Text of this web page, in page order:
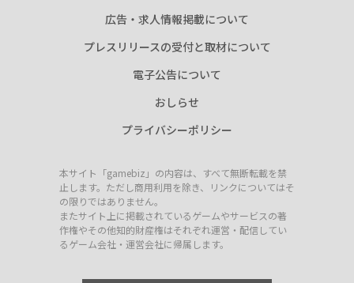
広告・求人情報掲載について
プレスリリースの受付と取材について
電子公告について
おしらせ
プライバシーポリシー
本サイト「gamebiz」の内容は、すべて無断転載を禁
止します。ただし商用利用を除き、リンクについてはそ
の限りではありません。
またサイト上に掲載されているゲームやサービスの著
作権やその他知的財産権はそれぞれ運営・配信してい
るゲーム会社・運営会社に帰属します。